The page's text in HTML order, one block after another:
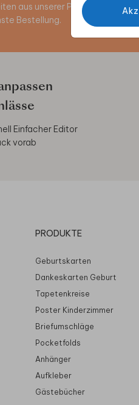
aus unserer Produktwelt. Als
Bestellung.
Einfacher Editor
vorab
PRODUKTE
Geburtskarten
Dankeskarten Geburt
Tapetenkreise
Poster Kinderzimmer
Briefumschläge
Pocketfolds
Anhänger
Aufkleber
Gästebücher